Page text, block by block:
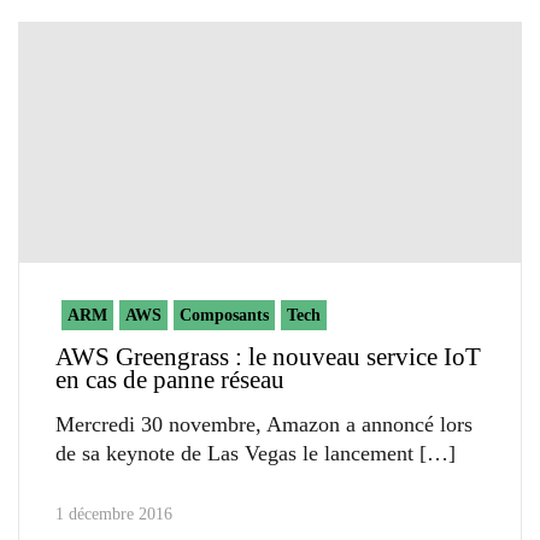
ARM AWS Composants Tech
AWS Greengrass : le nouveau service IoT
en cas de panne réseau
Mercredi 30 novembre, Amazon a annoncé lors
de sa keynote de Las Vegas le lancement
1 décembre 2016